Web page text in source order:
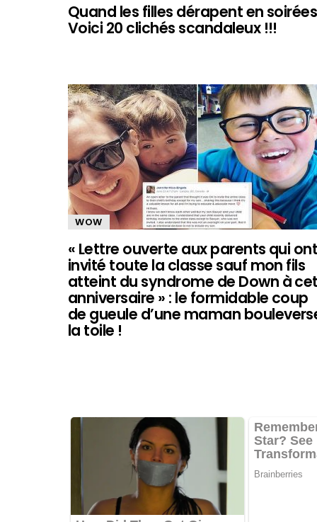
Quand les filles dérapent en
Voici 20 clichés scandaleux !!!
WOW
« Lettre ouverte aux parents qui
invité toute la classe sauf mon fils
atteint du syndrome de Down à
anniversaire » : le formidable coup
de gueule d’une maman
la toile !